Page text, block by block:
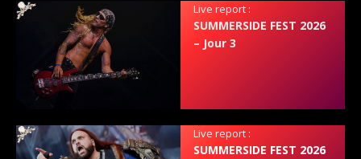
Live report :
SUMMERSIDE FEST 2026
– Jour 3
Live report :
SUMMERSIDE FEST 2026